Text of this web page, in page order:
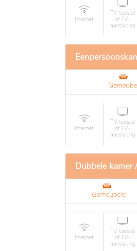
Internet
TV toestel
of TV-
aansluiting
Internet
TV toestel
of TV-
aansluiting
Dubbele kamer
Gemeubeld
Internet
TV toestel
of TV-
aansluiting